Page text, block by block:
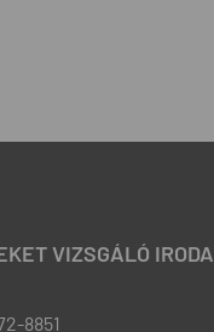
VIZSGÁLÓ IRODA
8851